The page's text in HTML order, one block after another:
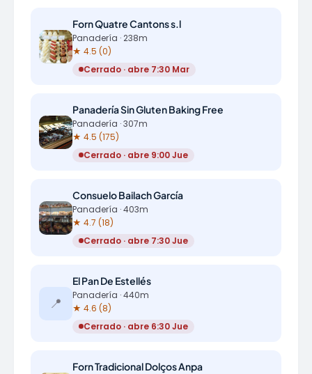
Forn Quatre Cantons s.l
Panadería · 238m
★ 4.5 (0)
Cerrado · abre 7:30 Mar
Panadería Sin Gluten Baking Free
Panadería · 307m
★ 4.5 (175)
Cerrado · abre 9:00 Jue
Consuelo Bailach García
Panadería · 403m
★ 4.7 (18)
Cerrado · abre 7:30 Jue
📍
El Pan De Estellés
Panadería · 440m
★ 4.6 (8)
Cerrado · abre 6:30 Jue
Forn Tradicional Dolços Anpa